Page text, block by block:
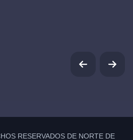
RESERVADOS DE NORTE DE